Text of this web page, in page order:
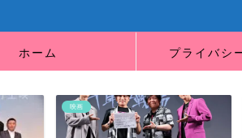
ホーム プライバシ
映画